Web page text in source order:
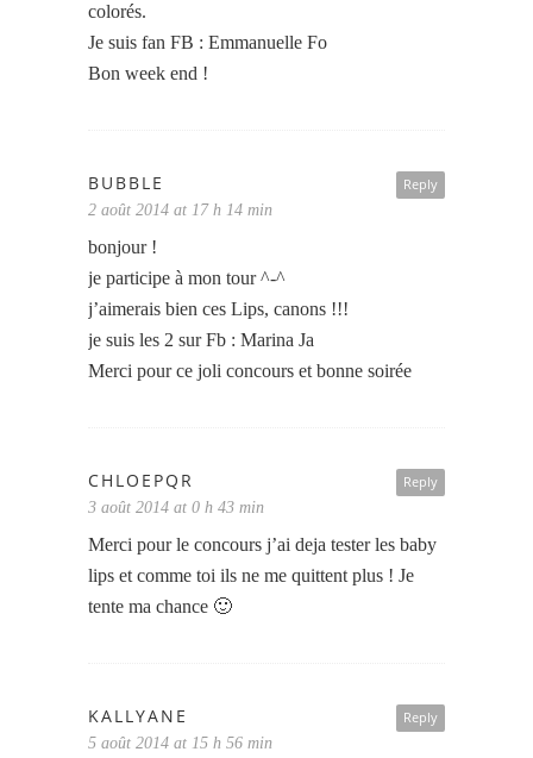
colorés.
Je suis fan FB : Emmanuelle Fo
Bon week end !
Reply
BUBBLE
2 août 2014 at 17 h 14 min
bonjour !
je participe à mon tour ^-^
j’aimerais bien ces Lips, canons !!!
je suis les 2 sur Fb : Marina Ja
Merci pour ce joli concours et bonne soirée
Reply
CHLOEPQR
3 août 2014 at 0 h 43 min
Merci pour le concours j’ai deja tester les baby
lips et comme toi ils ne me quittent plus ! Je
tente ma chance 🙂
Reply
KALLYANE
5 août 2014 at 15 h 56 min